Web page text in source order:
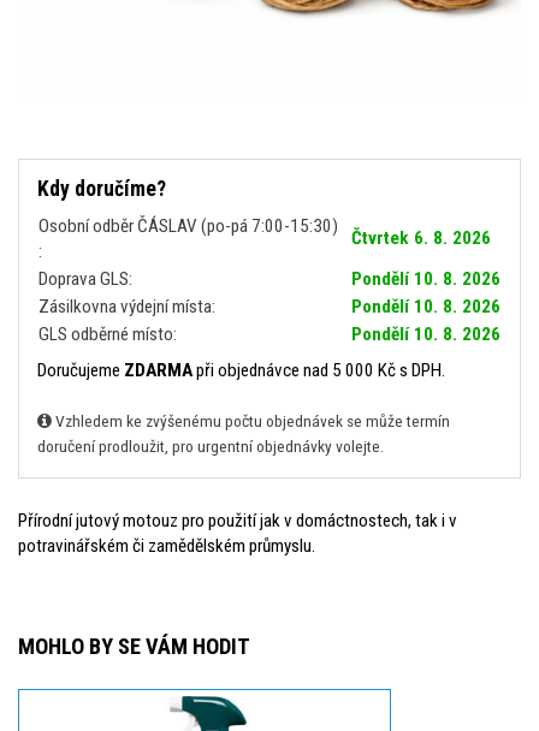
Kdy doručíme?
Osobní odběr ČÁSLAV (po-pá 7:00-15:30)
:
Čtvrtek 6. 8. 2026
Doprava GLS:
Pondělí 10. 8. 2026
Zásilkovna výdejní místa:
Pondělí 10. 8. 2026
GLS odběrné místo:
Pondělí 10. 8. 2026
Doručujeme ZDARMApři objednávce nad 5 000 Kč s DPH.
Vzhledem ke zvýšenému počtu objednávek se může termín
doručení prodloužit, pro urgentní objednávky volejte.
Přírodní jutový motouz pro použití jak v domáctnostech, tak i v
potravinářském či zamědělském průmyslu.
MOHLO BY SE VÁM HODIT